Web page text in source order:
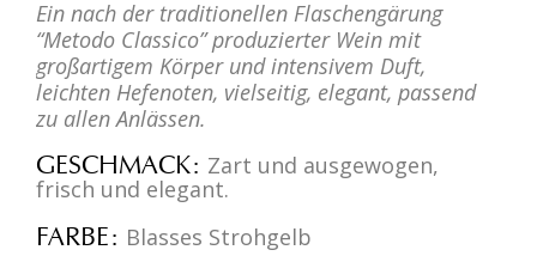
Ein nach der traditionellen Flaschengärung
“Metodo Classico” produzierter Wein mit
großartigem Körper und intensivem Duft,
leichten Hefenoten, vielseitig, elegant, passend
zu allen Anlässen.
GESCHMACK Zart und ausgewogen,
frisch und elegant.
FARBE Blasses Strohgelb